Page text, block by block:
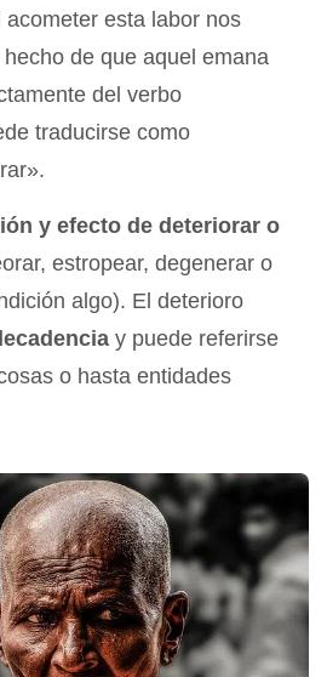
esta labor nos
de que aquel emana
del verbo
traducirse como
y efecto de deteriorar o
estropear, degenerar o
algo). El deterioro
y puede referirse
o hasta entidades